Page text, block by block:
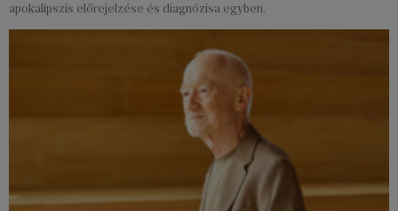
apokalipszis előrejelzése és diagnózisa egyben.